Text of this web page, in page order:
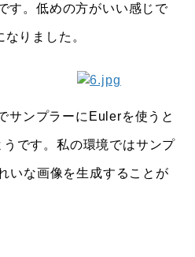
す。低めの方がいい感じで
りました。
サンプラーにEulerを使うと
です。私の環境ではサンプ
いな画像を生成することが